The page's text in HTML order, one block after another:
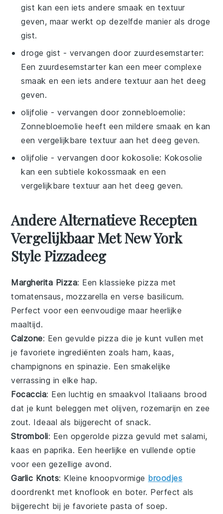
gist kan een iets andere smaak en textuur
geven, maar werkt op dezelfde manier als droge
gist.
droge gist - vervangen door zuurdesemstarter:
Een zuurdesemstarter kan een meer complexe
smaak en een iets andere textuur aan het deeg
geven.
olijfolie - vervangen door zonnebloemolie:
Zonnebloemolie heeft een mildere smaak en kan
een vergelijkbare textuur aan het deeg geven.
olijfolie - vervangen door kokosolie: Kokosolie
kan een subtiele kokossmaak en een
vergelijkbare textuur aan het deeg geven.
Andere Alternatieve Recepten
Vergelijkbaar Met New York
Style Pizzadeeg
Margherita Pizza: Een klassiekepizza met
tomatensaus, mozzarella en verse basilicum.
Perfect voor een eenvoudige maar heerlijke
maaltijd.
Calzone: Een gevulde pizza die je kunt vullen met
je favoriete ingrediënten zoalsham, kaas,
champignons en spinazie. Een smakelijke
verrassing in elke hap.
Focaccia: Een luchtig en smaakvol Italiaans brood
dat je kunt beleggen met olijven,rozemarijn en zee
zout. Ideaal als bijgerecht of snack.
Stromboli: Een opgerolde pizza gevuld metsalami,
kaas enpaprika. Een heerlijke en vullende optie
voor een gezellige avond.
Garlic Knots: Kleine knoopvormige broodjes
doordrenkt met knoflook en boter. Perfect als
bijgerecht bij je favorietepasta of soep.